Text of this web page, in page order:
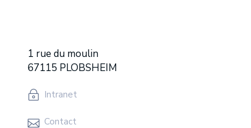
1 rue du moulin
67115 PLOBSHEIM
Intranet
Contact